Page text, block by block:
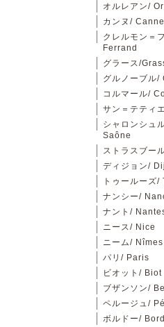
オルレアン/
カンヌ/
クレルモン＝
Ferrand
グラース/
グルノーブル/
コルマール/
サン＝テティ
シャロンシュ
Saône
ストラスブー
ディジョン/
トゥールーズ
ナンシー/
ナント/
ニース/ Nice
ニーム/ Nîmes
パリ/ Paris
ビオット/ Biot
ブザンソン/
ペルージュ/
ボルドー/